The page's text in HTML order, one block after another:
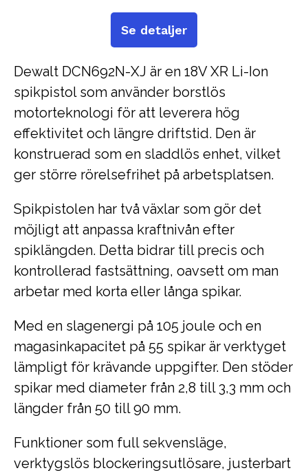
Dewalt DCN692N-XJ är en 18V XR Li-Ion
spikpistol som använder borstlös
motorteknologi för att leverera hög
effektivitet och längre driftstid. Den är
konstruerad som en sladdlös enhet, vilket
ger större rörelsefrihet på arbetsplatsen.
Spikpistolen har två växlar som gör det
möjligt att anpassa kraftnivån efter
spiklängden. Detta bidrar till precis och
kontrollerad fastsättning, oavsett om man
arbetar med korta eller långa spikar.
Med en slagenergi på 105 joule och en
magasinkapacitet på 55 spikar är verktyget
lämpligt för krävande uppgifter. Den stöder
spikar med diameter från 2,8 till 3,3 mm och
längder från 50 till 90 mm.
Funktioner som full sekvensläge,
verktygslös blockeringsutlösare, justerbart
Se detaljer